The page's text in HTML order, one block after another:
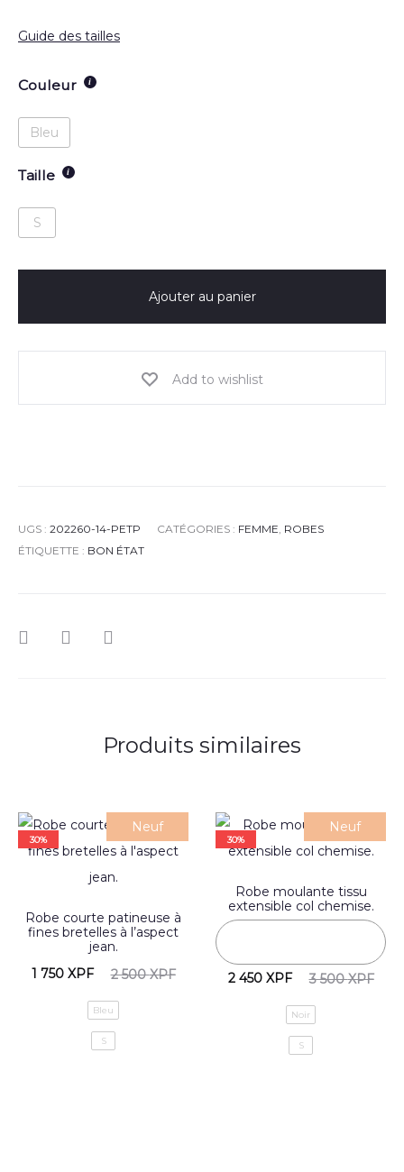
Guide des tailles
Couleur
Bleu
Taille
S
Ajouter au panier
Add to wishlist
UGS : 202260-14-PETP CATÉGORIES : FEMME ROBES
ÉTIQUETTE : BON ÉTAT
Produits similaires
Neuf
30%
Robe courte patineuse à
fines bretelles à l’aspect
jean.
2 500XPF
1 750 XPF
Bleu
S
Neuf
30%
Robe moulante tissu
extensible col chemise.
3 500XPF
2 450 XPF
Noir
S